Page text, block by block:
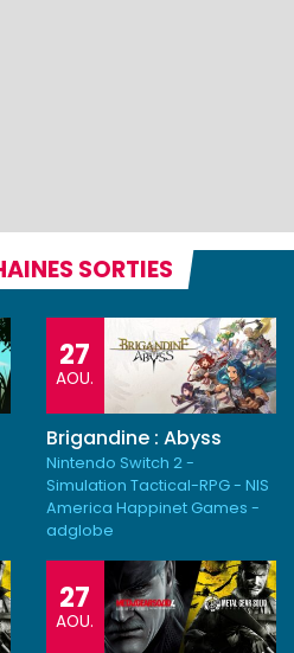
SORTIES
27
AOU.
Brigandine : Abyss
Nintendo Switch 2 -
Simulation Tactical-RPG - NIS
America Happinet Games -
adglobe
27
AOU.